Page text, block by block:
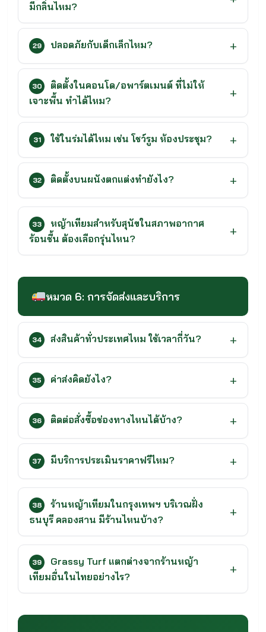
มีกลิ่นไหม?
29 ปลอดภัยกับเด็กเล็กไหม?
30
ติดตั้งในคอนโด/อพาร์ตเมนต์ ที่ไม่ให้
เจาะพื้น ทำได้ไหม?
31 ใช้ในร่มได้ไหม เช่น โชว์รูม ห้องประชุม?
32 ติดตั้งบนผนังตกแต่งทำยังไง?
33
หญ้าเทียมสำหรับสุนัขในสภาพอากาศ
ร้อนชื้น ต้องเลือกรุ่นไหน?
หมวด 6: การจัดส่งและบริการ
34 ส่งสินค้าทั่วประเทศไหม ใช้เวลากี่วัน?
35 ค่าส่งคิดยังไง?
36 ติดต่อสั่งซื้อช่องทางไหนได้บ้าง?
37 มีบริการประเมินราคาฟรีไหม?
38
ร้านหญ้าเทียมในกรุงเทพฯ บริเวณฝั่ง
ธนบุรี คลองสาน มีร้านไหนบ้าง?
39
Grassy Turf แตกต่างจากร้านหญ้า
เทียมอื่นในไทยอย่างไร?